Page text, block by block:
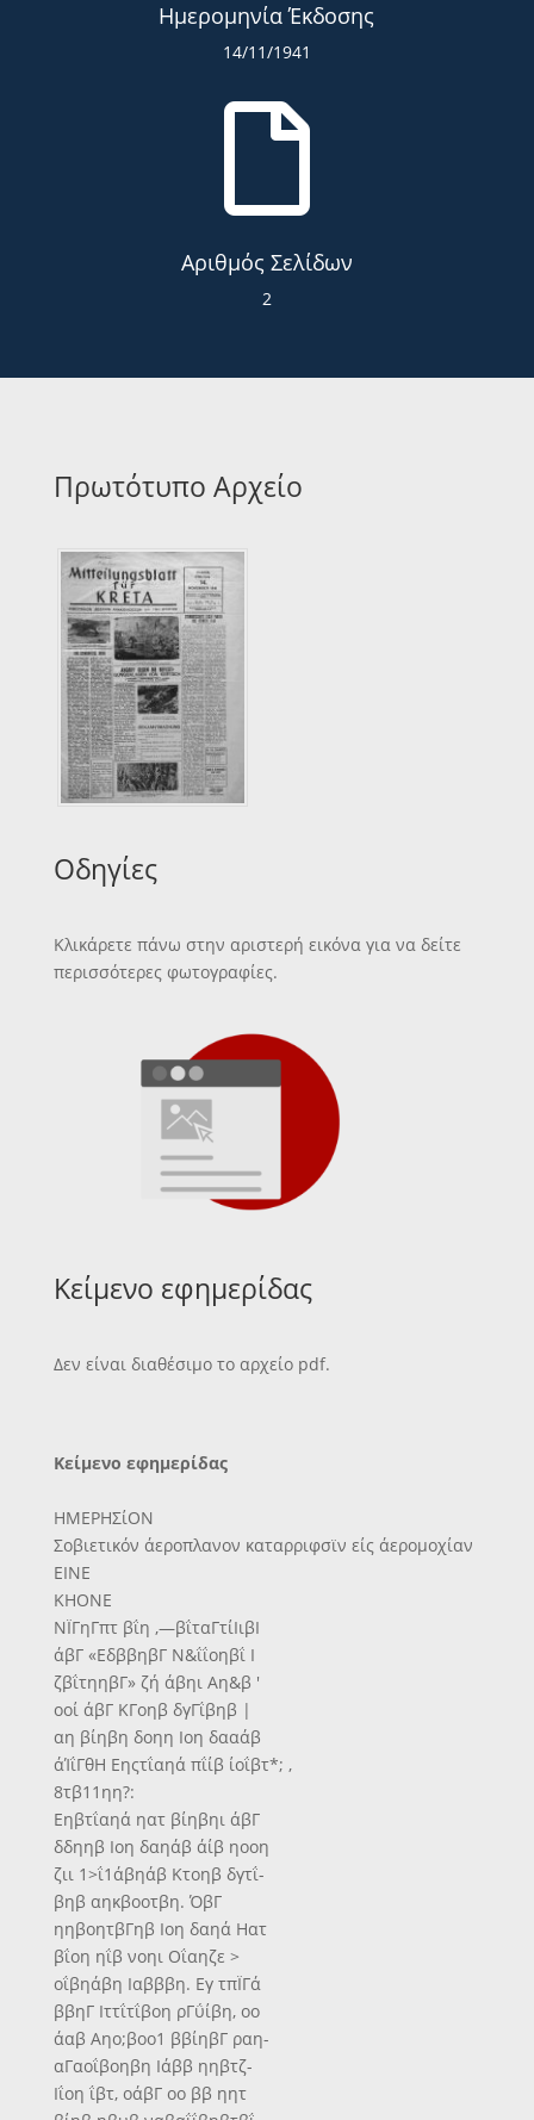
Ημερομηνία Έκδοσης
14/11/1941

Αριθμός Σελίδων
2
Πρωτότυπο Αρχείο
Οδηγίες
Κλικάρετε πάνω στην αριστερή εικόνα για να δείτε
περισσότερες φωτογραφίες.
Κείμενο εφημερίδας
Δεν είναι διαθέσιμο το αρχείο pdf.
Κείμενο εφημερίδας
ΗΜΕΡΗΣίΟΝ
Σοβιετικόν άεροπλανον καταρριφσϊν είς άερομοχίαν
ΕΙΝΕ
ΚΗΟΝΕ
ΝΪΓηΓπτ βΐη ,—βΐταΓτίΙιβΙ
άβΓ «ΕδββηβΓ Ν&ΐΐοηβΐ Ι
ζβΐτηηβΓ» ζή άβηι Αη&β '
οοί άβΓ ΚΓοηβ δγΓΐβηβ |
αη βίηβη δοηη Ιοη δααάβ
άΊΐΓθΗ Εηςτΐαηά πΐίβ ίοΐβτ*; ,
8τβ11ηη?:
Εηβτΐαηά ηατ βίηβηι άβΓ
δδηηβ Ιοη δαηάβ άίβ ηοοη
ζιι 1>ΐ1άβηάβ Κτοηβ δγτΐ-
βηβ αηκβοοτβη. ΌβΓ
ηηβοητβΓηβ Ιοη δαηά Ηατ
βΐοη ηΐβ νοηι Οΐαηζε >
οΐβηάβη Ιαβββη. Εγ τπΪΓά
ββηΓ Ιττΐτΐβοη ρΓΰίβη, οο
άαβ Αηο;βοο1 ββίηβΓ ραη-
αΓαοΐβοηβη Ιάββ ηηβτζ-
Ιΐοη ΐβτ, οάβΓ οο ββ ηητ